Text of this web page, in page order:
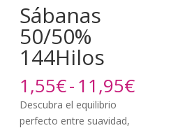
Sábanas
50/50%
144Hilos
1,55€-11,95€
de
Descubra el equilibrio
perfecto entre suavidad,